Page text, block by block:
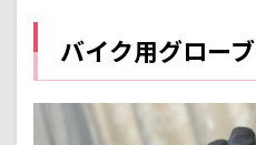
バイク用グロー